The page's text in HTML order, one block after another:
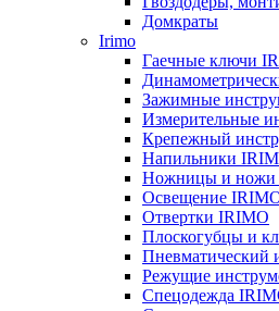
Домкраты
Irimo
Гаечные ключи
Зажимные
Измерительные
Крепежный
Напильники
Ножницы и ножи
Освещение
Отвертки IRIMO
Плоскогубцы и
Пневматический
Режущие
Спецодежда